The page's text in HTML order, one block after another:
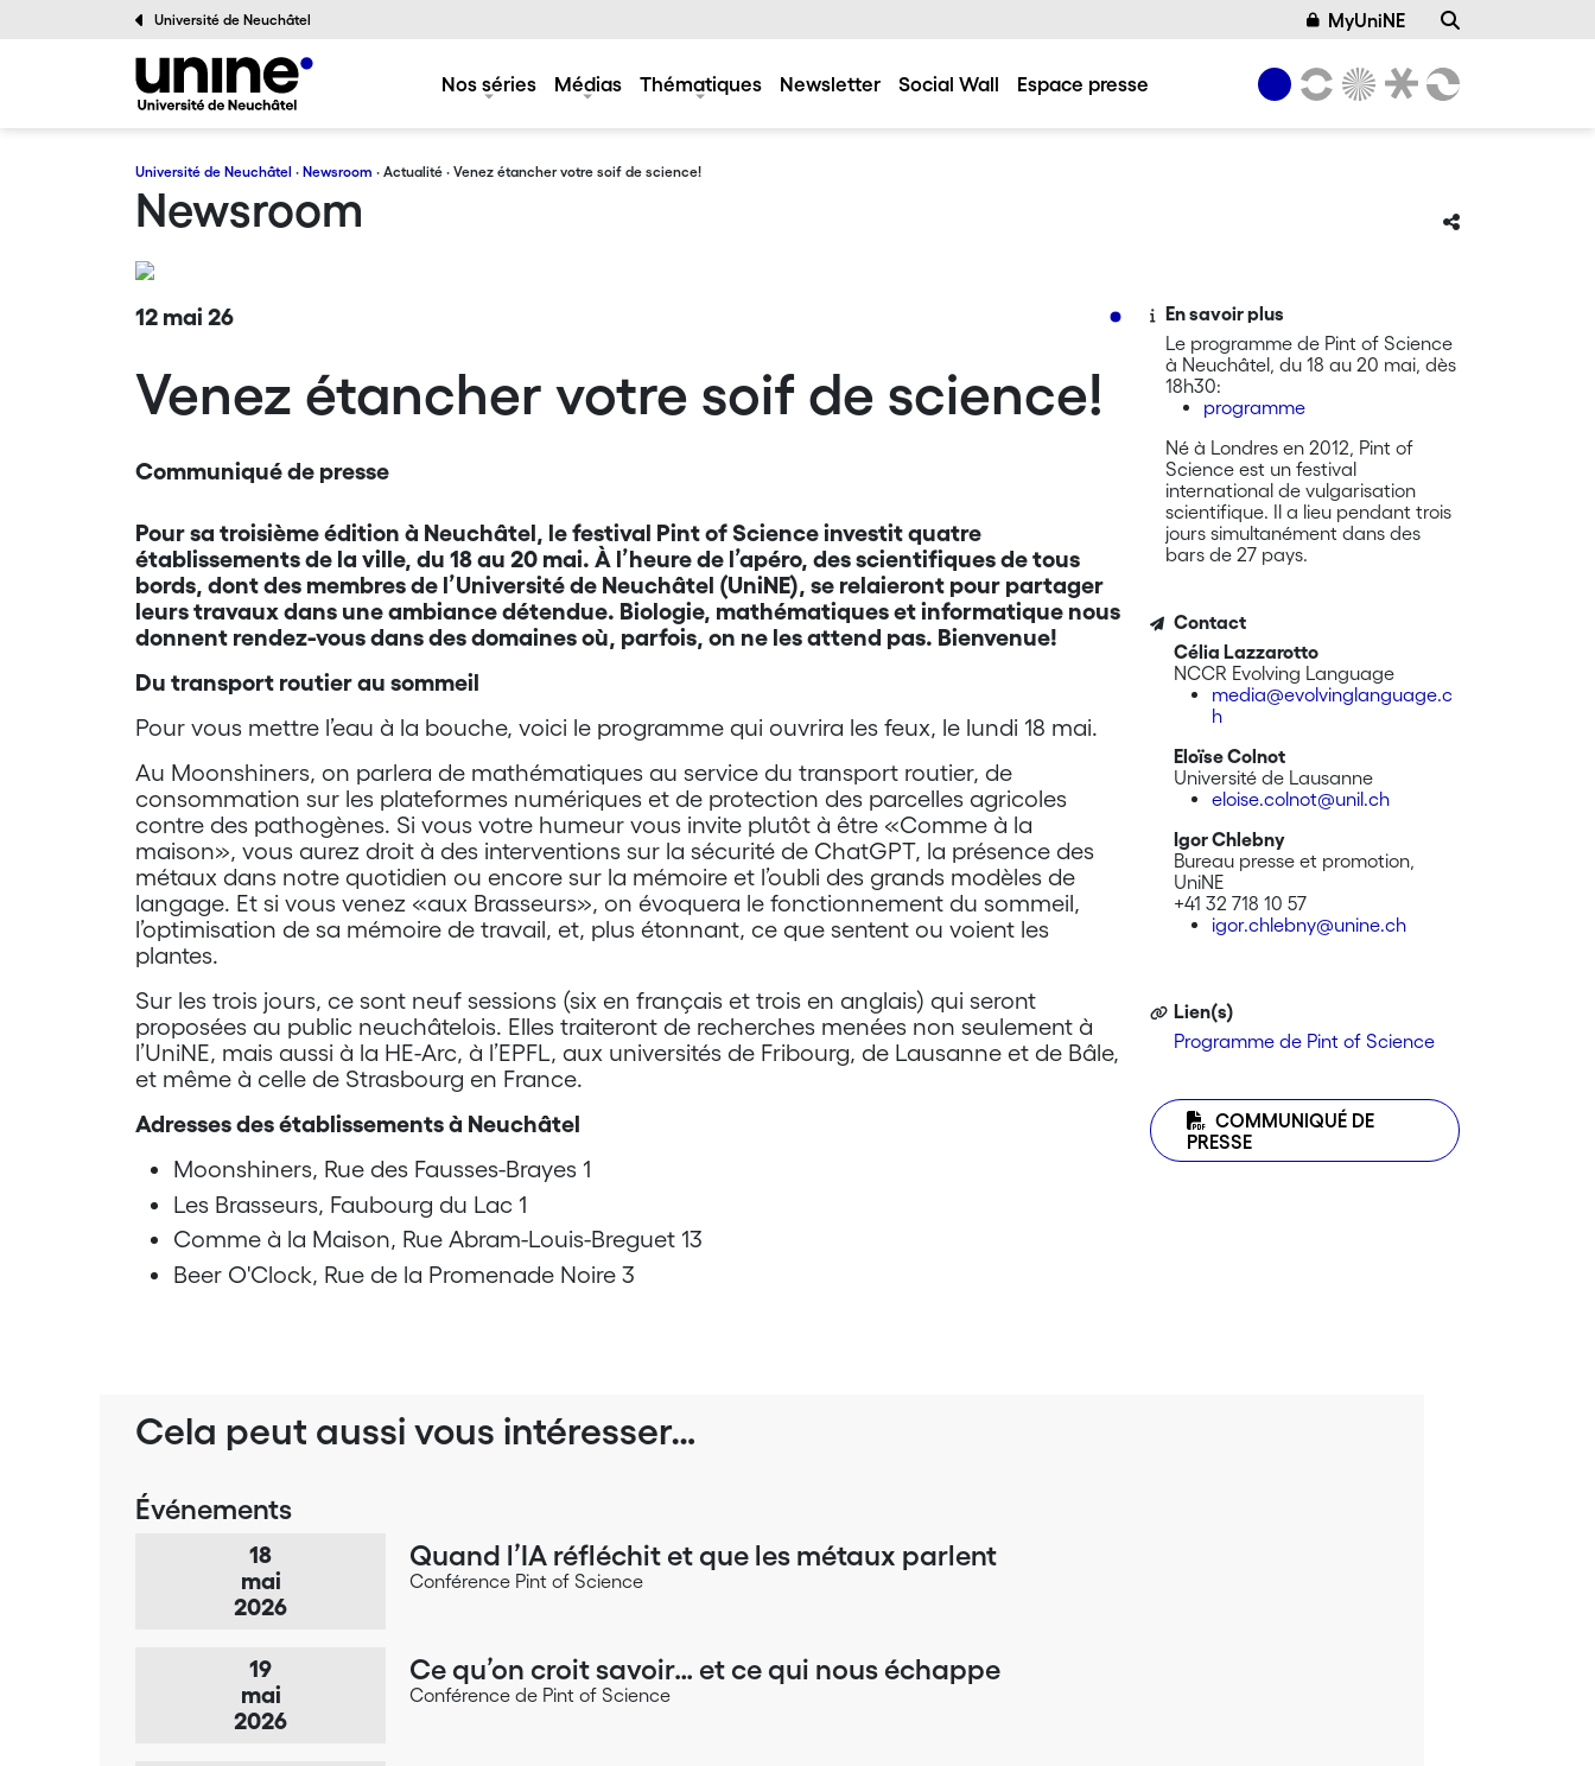
Université de Neuchâtel MyUniNE
Nos séries Médias Thématiques Newsletter Social Wall Espace presse
Université de Neuchâtel · Newsroom · Actualité · Venez étancher votre soif de science!
Newsroom
12 mai 26
Venez étancher votre soif de science!
Communiqué de presse
Pour sa troisième édition à Neuchâtel, le festival Pint of Science investit quatre
établissements de la ville, du 18 au 20 mai. À l’heure de l’apéro, des scientifiques de tous
bords, dont des membres de l’Université de Neuchâtel (UniNE), se relaieront pour partager
leurs travaux dans une ambiance détendue. Biologie, mathématiques et informatique nous
donnent rendez-vous dans des domaines où, parfois, on ne les attend pas. Bienvenue!
Du transport routier au sommeil
Pour vous mettre l’eau à la bouche, voici le programme qui ouvrira les feux, le lundi 18 mai.
Au Moonshiners, on parlera de mathématiques au service du transport routier, de
consommation sur les plateformes numériques et de protection des parcelles agricoles
contre des pathogènes. Si vous votre humeur vous invite plutôt à être «Comme à la
maison», vous aurez droit à des interventions sur la sécurité de ChatGPT, la présence des
métaux dans notre quotidien ou encore sur la mémoire et l’oubli des grands modèles de
langage. Et si vous venez «aux Brasseurs», on évoquera le fonctionnement du sommeil,
l’optimisation de sa mémoire de travail, et, plus étonnant, ce que sentent ou voient les
plantes.
Sur les trois jours, ce sont neuf sessions (six en français et trois en anglais) qui seront
proposées au public neuchâtelois. Elles traiteront de recherches menées non seulement à
l’UniNE, mais aussi à la HE-Arc, à l’EPFL, aux universités de Fribourg, de Lausanne et de Bâle,
et même à celle de Strasbourg en France.
Adresses des établissements à Neuchâtel
Moonshiners, Rue des Fausses-Brayes 1
Les Brasseurs, Faubourg du Lac 1
Comme à la Maison, Rue Abram-Louis-Breguet 13
Beer O'Clock, Rue de la Promenade Noire 3
En savoir plus
Le programme de Pint of Science
à Neuchâtel, du 18 au 20 mai, dès
18h30:
programme
Né à Londres en 2012, Pint of
Science est un festival
international de vulgarisation
scientifique. Il a lieu pendant trois
jours simultanément dans des
bars de 27 pays.
Contact
Célia Lazzarotto
NCCR Evolving Language
media@evolvinglanguage.c
h
Eloïse Colnot
Université de Lausanne
eloise.colnot@unil.ch
Igor Chlebny
Bureau presse et promotion,
UniNE
+41 32 718 10 57
igor.chlebny@unine.ch
Lien(s)
Programme de Pint of Science
COMMUNIQUÉ DE
PRESSE
Cela peut aussi vous intéresser…
Événements
18
mai
2026
Quand l’IA réfléchit et que les métaux parlent
Conférence Pint of Science
19
mai
2026
Ce qu’on croit savoir… et ce qui nous échappe
Conférence de Pint of Science